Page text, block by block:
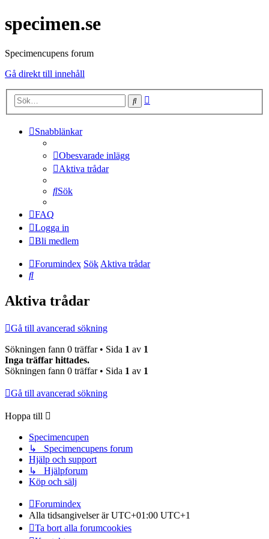
specimen.se
Specimencupens forum
Gå direkt till innehåll
Sök
Snabblänkar
Obesvarade inlägg
Aktiva trådar
Sök
FAQ
Logga in
Bli medlem
Forumindex SökAktiva trådar
Sök
Aktiva trådar
Gå till avancerad sökning
Sökningen fann 0 träffar • Sida 1 av 1
Inga träffar hittades.
Sökningen fann 0 träffar • Sida 1 av 1
Gå till avancerad sökning
Hoppa till
Specimencupen
↳ Specimencupens forum
Hjälp och support
↳ Hjälpforum
Köp och sälj
Forumindex
Alla tidsangivelser är UTC+01:00 UTC+1
Ta bort alla forumcookies